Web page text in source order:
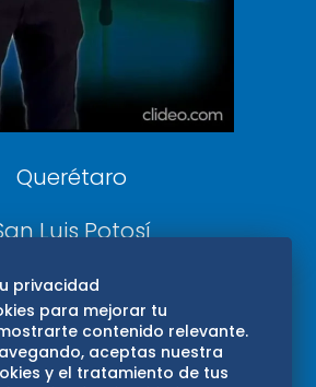
Confabulario
Aviso Oportuno
Consultas
Querétaro
Luis Potosí
Edomex
Consultas
privacidad
para mejorar tu
contenido relevante.
aceptas nuestra
y el tratamiento de tus